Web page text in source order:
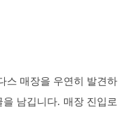
스 매장을 우연히 발견하
남깁니다. 매장 진입로